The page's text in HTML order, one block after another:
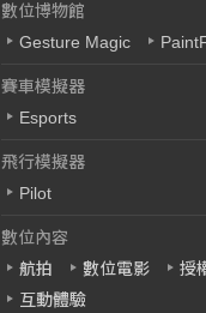
數位博物館
Gesture Magic
賽車模擬器
Esports
飛行模擬器
Pilot
數位內容
航拍
數位電影
授
互動體驗